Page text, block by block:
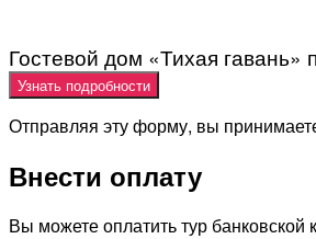
Гостевой дом «Тихая гавань»
Узнать подробности
Отправляя эту форму, вы
Внести оплату
Вы можете оплатить тур